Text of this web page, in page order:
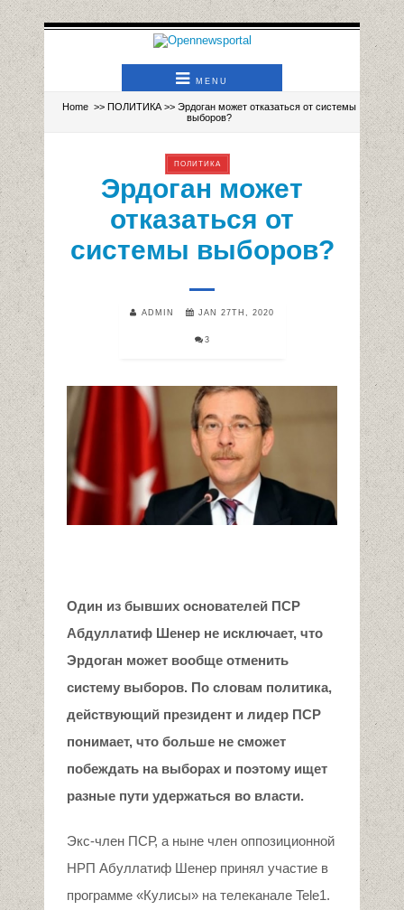
MENU
Home >> ПОЛИТИКА>> Эрдоган может отказаться от системы
выборов?
ПОЛИТИКА
Эрдоган может
отказаться от
системы выборов?
ADMIN JAN 27TH, 2020
3
Один из бывших основателей ПСР
Абдуллатиф Шенер не исключает, что
Эрдоган может вообще отменить
систему выборов. По словам политика,
действующий президент и лидер ПСР
понимает, что больше не сможет
побеждать на выборах и поэтому ищет
разные пути удержаться во власти.
Экс-член ПСР, а ныне член оппозиционной
НРП Абуллатиф Шенер принял участие в
программе «Кулисы» на телеканале Tele1.